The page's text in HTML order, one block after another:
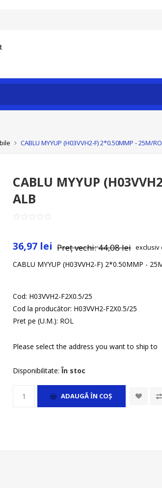
CABLU MYYUP (H03VVH2-F) 2*0.50MMP - 25M/
CABLU MYYUP
ALB
36,97 lei Preț vechi:44,08 lei exclusiv
CABLU MYYUP (H03VVH2-F) 2*0.50MMP -
Cod: H03VVH2-F2X0.5/25
Cod la producător: H03VVH2-F2X0.5/25
Pret pe (U.M.): ROL
Please select the address you want to ship to
Disponibilitate: În stoc
ADAUGĂ ȊN COŞ